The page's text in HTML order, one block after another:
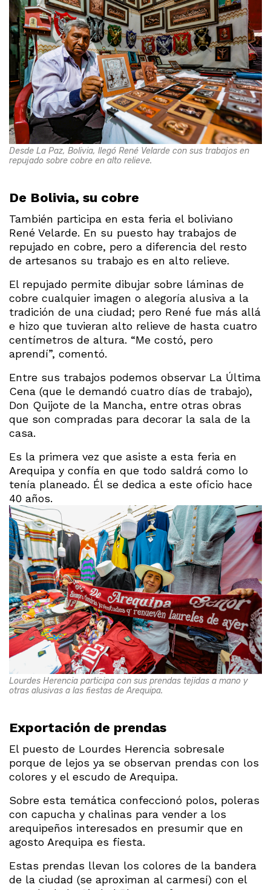
Desde La Paz, Bolivia, llegó René Velarde con sus trabajos en
repujado sobre cobre en alto relieve.
De Bolivia, su cobre
También participa en esta feria el boliviano
René Velarde. En su puesto hay trabajos de
repujado en cobre, pero a diferencia del resto
de artesanos su trabajo es en alto relieve.
El repujado permite dibujar sobre láminas de
cobre cualquier imagen o alegoría alusiva a la
tradición de una ciudad; pero René fue más allá
e hizo que tuvieran alto relieve de hasta cuatro
centímetros de altura. “Me costó, pero
aprendí”, comentó.
Entre sus trabajos podemos observar La Última
Cena (que le demandó cuatro días de trabajo),
Don Quijote de la Mancha, entre otras obras
que son compradas para decorar la sala de la
casa.
Es la primera vez que asiste a esta feria en
Arequipa y confía en que todo saldrá como lo
tenía planeado. Él se dedica a este oficio hace
40 años.
Lourdes Herencia participa con sus prendas tejidas a mano y
otras alusivas a las fiestas de Arequipa.
Exportación de prendas
El puesto de Lourdes Herencia sobresale
porque de lejos ya se observan prendas con los
colores y el escudo de Arequipa.
Sobre esta temática confeccionó polos, poleras
con capucha y chalinas para vender a los
arequipeños interesados en presumir que en
agosto Arequipa es fiesta.
Estas prendas llevan los colores de la bandera
de la ciudad (se aproximan al carmesí) con el